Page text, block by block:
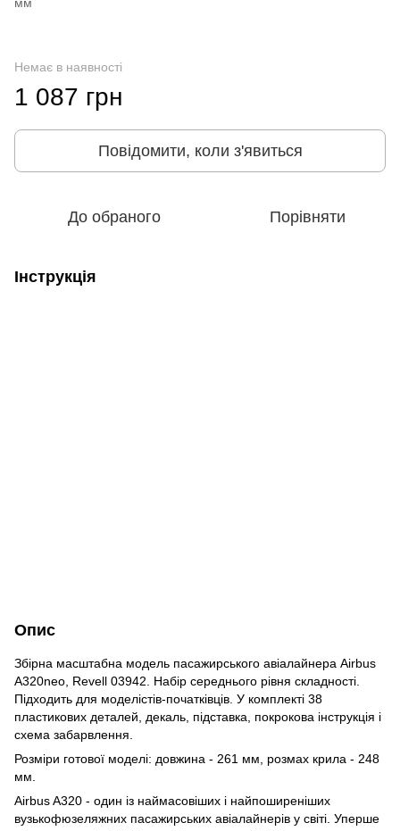
Немає в наявності
1 087 грн
Повідомити, коли з'явиться
До обраного Порівняти
Інструкція
Опис
Збірна масштабна модель пасажирського авіалайнера Airbus
A320neo, Revell 03942. Набір середнього рівня складності.
Підходить для моделістів-початківців. У комплекті 38
пластикових деталей, декаль, підставка, покрокова інструкція і
схема забарвлення.
Розміри готової моделі: довжина - 261 мм, розмах крила - 248
мм.
Airbus A320 - один із наймасовіших і найпоширеніших
вузькофюзеляжних пасажирських авіалайнерів у світі. Уперше